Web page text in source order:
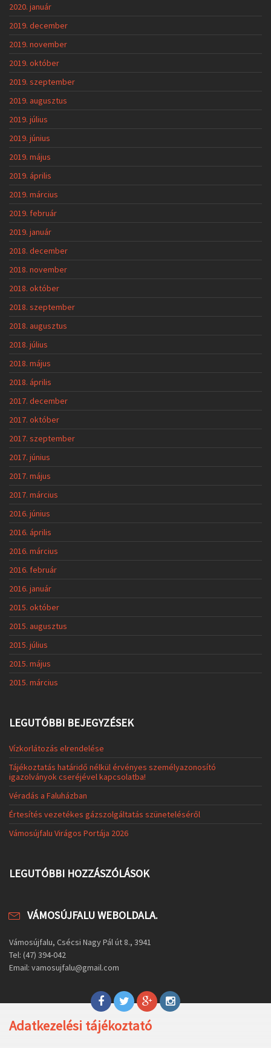
2020. január
2019. december
2019. november
2019. október
2019. szeptember
2019. augusztus
2019. július
2019. június
2019. május
2019. április
2019. március
2019. február
2019. január
2018. december
2018. november
2018. október
2018. szeptember
2018. augusztus
2018. július
2018. május
2018. április
2017. december
2017. október
2017. szeptember
2017. június
2017. május
2017. március
2016. június
2016. április
2016. március
2016. február
2016. január
2015. október
2015. augusztus
2015. július
2015. május
2015. március
LEGUTÓBBI BEJEGYZÉSEK
Vízkorlátozás elrendelése
Tájékoztatás határidő nélkül érvényes személyazonosító
igazolványok cseréjével kapcsolatba!
Véradás a Faluházban
Értesítés vezetékes gázszolgáltatás szüneteléséről
Vámosújfalu Virágos Portája 2026
LEGUTÓBBI HOZZÁSZÓLÁSOK
VÁMOSÚJFALU WEBOLDALA.
Vámosújfalu, Csécsi Nagy Pál út 8., 3941
Tel: (47) 394-042
Email: vamosujfalu@gmail.com
Adatkezelési tájékoztató